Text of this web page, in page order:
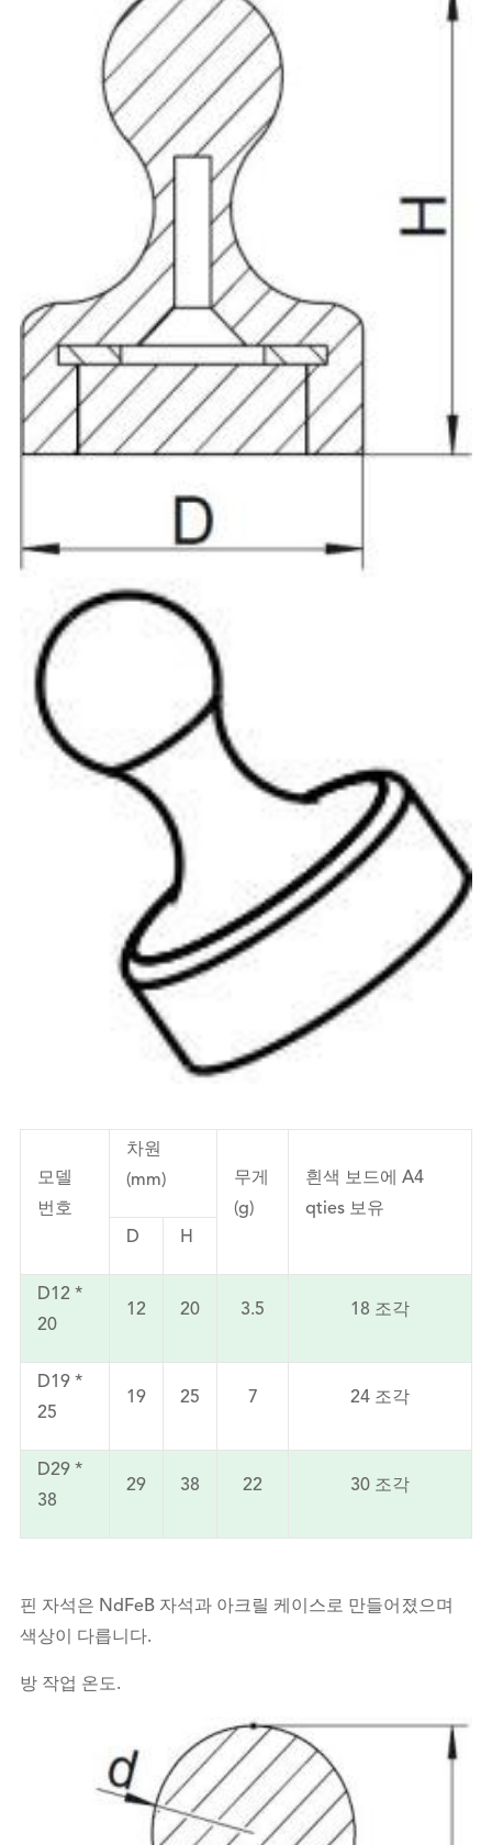
모델
번호
차원
(mm)
무게
(g)
흰색 보드에 A4
qties 보유
D
H
D12 *
20
12 20 3.5 18 조각
D19 *
25
19 25 7 24 조각
D29 *
38
29 38 22 30 조각
핀 자석은 NdFeB 자석과 아크릴 케이스로 만들어졌으며
색상이 다릅니다.
방 작업 온도.